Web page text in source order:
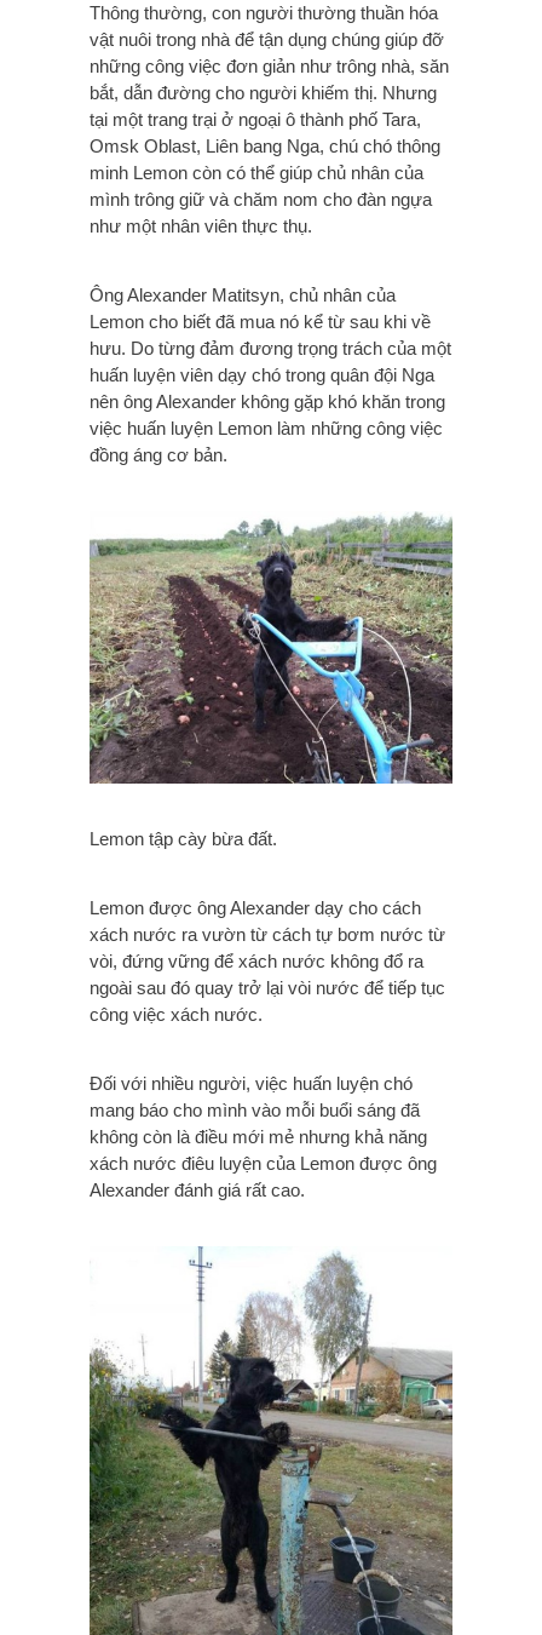
Thông thường, con người thường thuần hóa
vật nuôi trong nhà để tận dụng chúng giúp đỡ
những công việc đơn giản như trông nhà, săn
bắt, dẫn đường cho người khiếm thị. Nhưng
tại một trang trại ở ngoại ô thành phố Tara,
Omsk Oblast, Liên bang Nga, chú chó thông
minh Lemon còn có thể giúp chủ nhân của
mình trông giữ và chăm nom cho đàn ngựa
như một nhân viên thực thụ.
Ông Alexander Matitsyn, chủ nhân của
Lemon cho biết đã mua nó kể từ sau khi về
hưu. Do từng đảm đương trọng trách của một
huấn luyện viên dạy chó trong quân đội Nga
nên ông Alexander không gặp khó khăn trong
việc huấn luyện Lemon làm những công việc
đồng áng cơ bản.
Lemon tập cày bừa đất.
Lemon được ông Alexander dạy cho cách
xách nước ra vườn từ cách tự bơm nước từ
vòi, đứng vững để xách nước không đổ ra
ngoài sau đó quay trở lại vòi nước để tiếp tục
công việc xách nước.
Đối với nhiều người, việc huấn luyện chó
mang báo cho mình vào mỗi buổi sáng đã
không còn là điều mới mẻ nhưng khả năng
xách nước điêu luyện của Lemon được ông
Alexander đánh giá rất cao.